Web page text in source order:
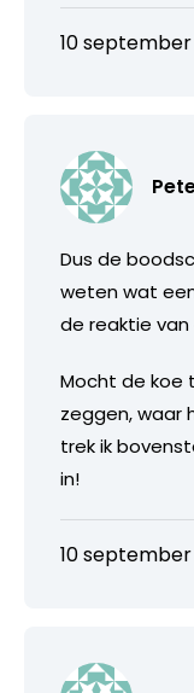
10 september
Dus de
weten wat
de reaktie van
Mocht de koe
zeggen, waar
trek ik
in!
10 september